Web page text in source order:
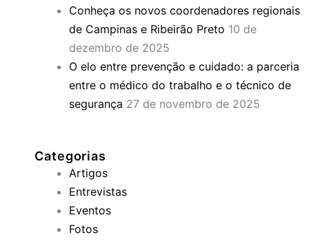
Conheça os novos coordenadores regionais
de Campinas e Ribeirão Preto 10 de
dezembro de 2025
O elo entre prevenção e cuidado: a parceria
entre o médico do trabalho e o técnico de
segurança 27 de novembro de 2025
Categorias
Artigos
Entrevistas
Eventos
Fotos